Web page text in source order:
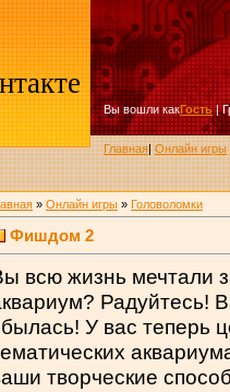
Вы вошли какГость|
Главная|Онлайн игры
» Онлайн игры» Головоломки
Фишдом 2
всю жизнь мечтали
Радуйтесь!
У вас теперь
творческие